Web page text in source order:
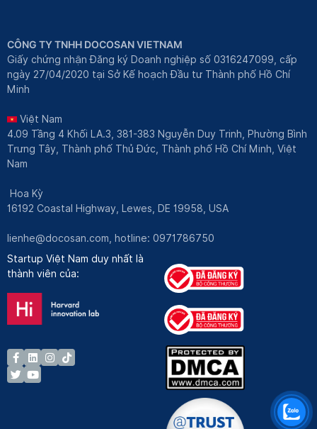
CÔNG TY TNHH DOCOSAN VIETNAM
Giấy chứng nhận Đăng ký Doanh nghiệp số 0316247099, cấp
ngày 27/04/2020 tại Sở Kế hoạch Đầu tư Thành phố Hồ Chí
Minh
Việt Nam
4.09 Tầng 4 Khối LA.3, 381-383 Nguyễn Duy Trinh, Phường Bình
Trưng Tây, Thành phố Thủ Đức, Thành phố Hồ Chí Minh, Việt
Nam
Hoa Kỳ
16192 Coastal Highway, Lewes, DE 19958, USA
lienhe@docosan.com , hotline: 0971786750
Startup Việt Nam duy nhất là
thành viên của: